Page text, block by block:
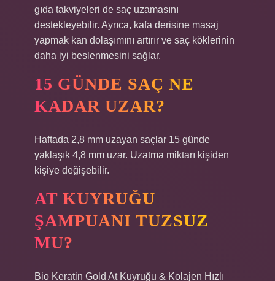
gıda takviyeleri de saç uzamasını
destekleyebilir. Ayrıca, kafa derisine masaj
yapmak kan dolaşımını artırır ve saç köklerinin
daha iyi beslenmesini sağlar.
15 GÜNDE SAÇ NE
KADAR UZAR?
Haftada 2,8 mm uzayan saçlar 15 günde
yaklaşık 4,8 mm uzar. Uzatma miktarı kişiden
kişiye değişebilir.
AT KUYRUĞU
ŞAMPUANI TUZSUZ
MU?
Bio Keratin Gold At Kuyruğu & Kolajen Hızlı